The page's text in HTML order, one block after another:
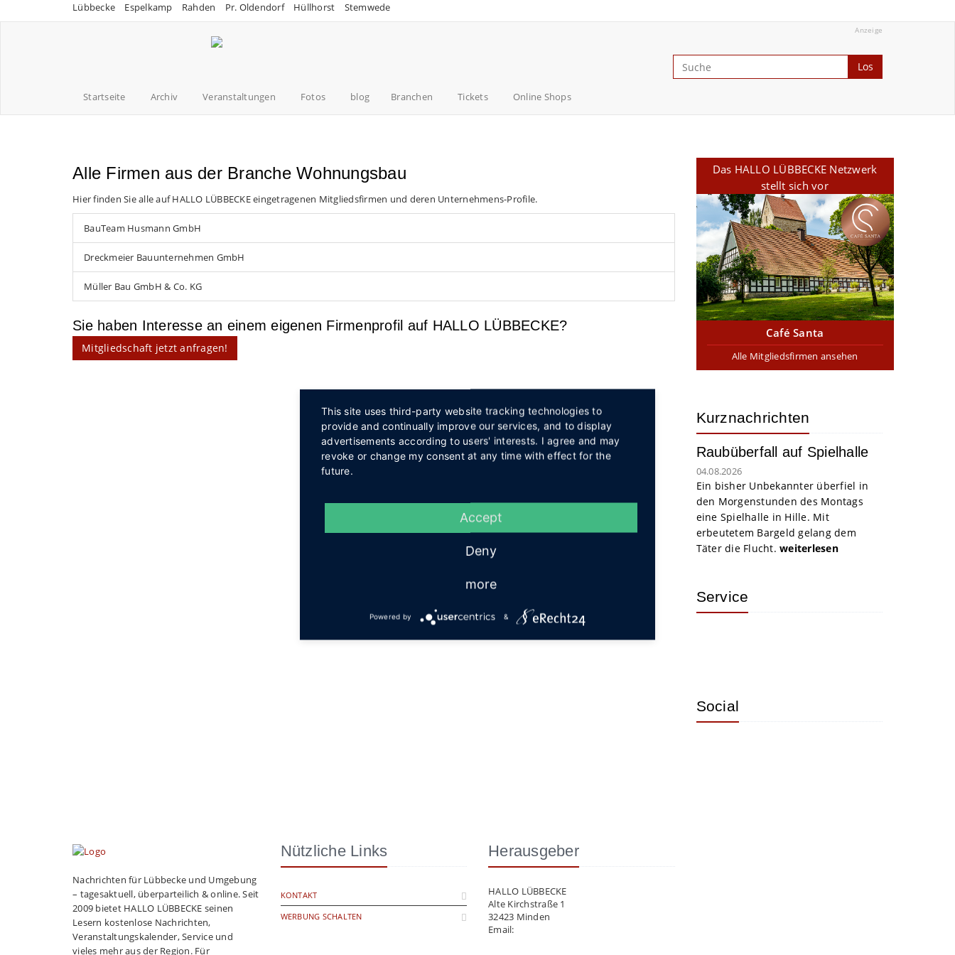
Lübbecke Espelkamp Rahden Pr. Oldendorf Hüllhorst Stemwede
Anzeige
Los
Startseite Archiv Veranstaltungen Fotos blog Branchen Tickets Online Shops
Alle Firmen aus der Branche Wohnungsbau
Hier finden Sie alle auf HALLO LÜBBECKE eingetragenen Mitgliedsfirmen und deren Unternehmens-Profile.
BauTeam Husmann GmbH
Dreckmeier Bauunternehmen GmbH
Müller Bau GmbH & Co. KG
Sie haben Interesse an einem eigenen Firmenprofil auf HALLO LÜBBECKE?
Mitgliedschaft jetzt anfragen!
Das HALLO LÜBBECKE Netzwerk
stellt sich vor
Café Santa
Alle Mitgliedsfirmen ansehen
Kurznachrichten
Raubüberfall auf Spielhalle
04.08.2026
Ein bisher Unbekannter überfiel in
den Morgenstunden des Montags
eine Spielhalle in Hille. Mit
erbeutetem Bargeld gelang dem
Täter die Flucht. weiterlesen
Service
Social
Nachrichten für Lübbecke und Umgebung
– tagesaktuell, überparteilich & online. Seit
2009 bietet HALLO LÜBBECKE seinen
Lesern kostenlose Nachrichten,
Veranstaltungskalender, Service und
vieles mehr aus der Region. Für
Nützliche Links
KONTAKT
WERBUNG SCHALTEN
Herausgeber
HALLO LÜBBECKE
Alte Kirchstraße 1
32423 Minden
Email:
This site uses third-party website tracking technologies to
provide and continually improve our services, and to display
advertisements according to users' interests. I agree and may
revoke or change my consent at any time with effect for the
future.
Accept
Deny
more
Powered by &